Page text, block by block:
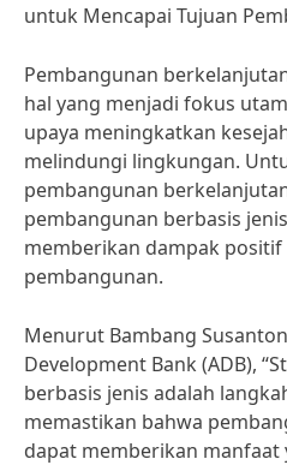
untuk Mencapai Tujuan
Pembangunan
hal yang menjadi fokus
upaya meningkatkan
melindungi lingkungan.
pembangunan
pembangunan berbasis
memberikan dampak positif
pembangunan.
Menurut Bambang
Development Bank (ADB),
berbasis jenis adalah
memastikan bahwa
dapat memberikan manfaat